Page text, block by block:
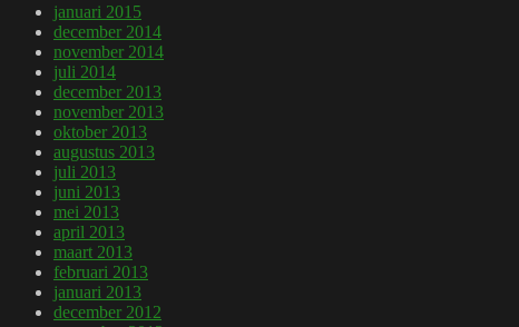
januari 2015
december 2014
november 2014
juli 2014
december 2013
november 2013
oktober 2013
augustus 2013
juli 2013
juni 2013
mei 2013
april 2013
maart 2013
februari 2013
januari 2013
december 2012